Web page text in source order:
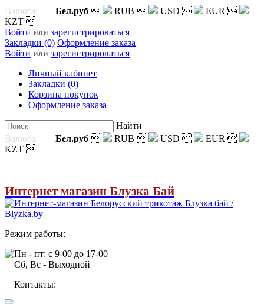
Валюта: Бел.руб  RUB  USD  EUR 
KZT 
Войти или зарегистрироваться
Закладки (0) Оформление заказа
Войти или зарегистрироваться
Личный кабинет
Закладки (0)
Корзина покупок
Оформление заказа
Найти
Валюта:
Бел.руб  RUB  USD  EUR 
KZT 
Интернет магазин Блузка Бай
Режим работы:
Пн - пт: с 9-00 до 17-00
Сб, Вс - Выходной
Контакты: